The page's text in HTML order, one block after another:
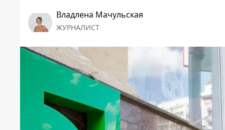
Владлена Мачульская
ЖУРНАЛИСТ